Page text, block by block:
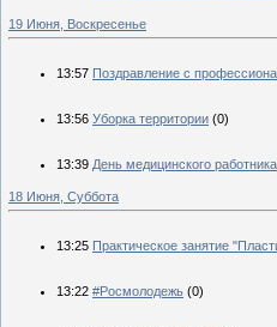
19 Июня, Воскресенье
13:57 Поздравление с
13:56 Уборка территории (0)
13:39 День медицинского работника
18 Июня, Суббота
13:25 Практическое занятие
13:22 #Росмолодежь (0)